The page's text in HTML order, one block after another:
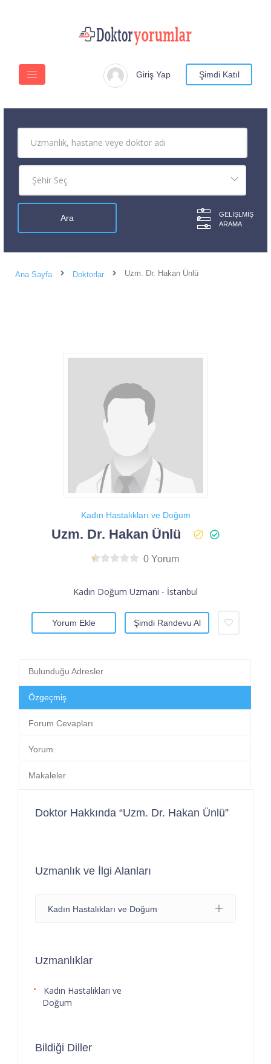
Giriş Yap Şimdi Katıl
GELIŞLMIŞ
ARAMA
Ana Sayfa Doktorlar Uzm. Dr. Hakan Ünlü
Kadın Hastalıkları ve Doğum
Uzm. Dr. Hakan Ünlü
0 Yorum
Kadın Doğum Uzmanı - İstanbul
Yorum Ekle Şimdi Randevu Al
Bulunduğu Adresler
Özgeçmiş
Forum Cevapları
Yorum
Makaleler
Doktor Hakkında “Uzm. Dr. Hakan Ünlü”
Uzmanlık ve İlgi Alanları
Kadın Hastalıkları ve Doğum
Uzmanlıklar
Kadın Hastalıkları ve
Doğum
Bildiği Diller